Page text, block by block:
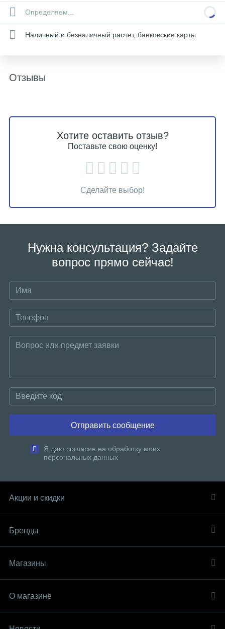
Определяем...
Наличный и безналичный расчет, банковские карты
Отзывы
Хотите оставить отзыв?
Поставьте свою оценку!
Сделайте выбор!
Нужна консультация? Задайте
вопрос прямо сейчас!
Отправить сообщение
Я даю согласие на обработку моих
персональных данных
Акции и скидки
Бренды
Магазины
О магазине